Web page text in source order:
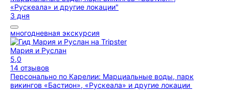
3 дня
многодневная экскурсия
Мария и Руслан
5,0
14 отзывов
Персонально по Карелии: Марциальные воды, парк
викингов «Бастион», «Рускеала» и другие локации